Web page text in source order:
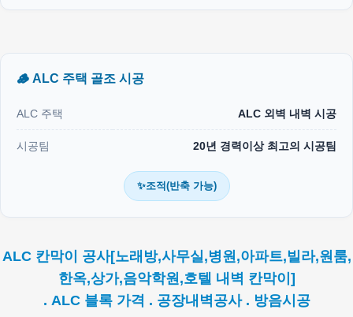
🪵 ALC 주택 골조 시공
ALC 주택 ALC 외벽 내벽 시공
시공팀 20년 경력이상 최고의 시공팀
✨조적(반축 가능)
ALC 칸막이 공사[노래방,사무실,병원,아파트,빌라,원룸,
한옥,상가,음악학원,호텔 내벽 칸막이]
. ALC 블록 가격 . 공장내벽공사 . 방음시공